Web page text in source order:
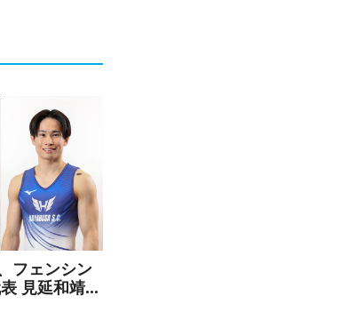
フェンシン
見延和靖選